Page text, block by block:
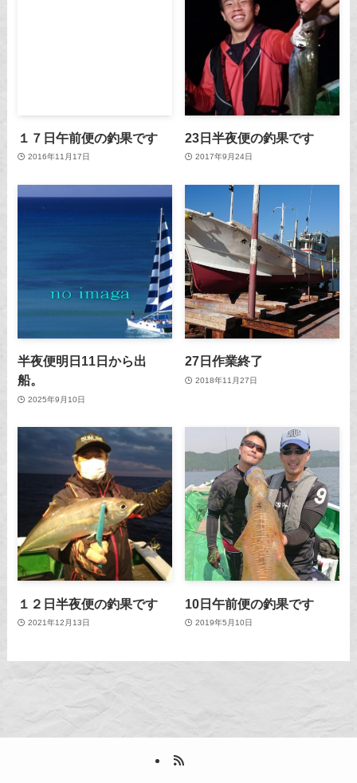
１７日午前便の釣果です
2016年11月17日
23日半夜便の釣果です
2017年9月24日
半夜便明日11日から出
船。
2025年9月10日
27日作業終了
2018年11月27日
１２日半夜便の釣果です
2021年12月13日
10日午前便の釣果です
2019年5月10日